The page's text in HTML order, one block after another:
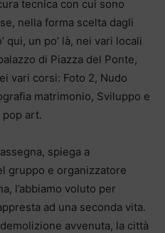
tecnica con cui sono
nella forma scelta dagli
qui, un po’ là, nei vari locali
di Piazza del Ponte,
vari corsi: Foto 2, Nudo
matrimonio, Sviluppo e
pop art.
spiega a
gruppo e organizzatore
l’abbiamo voluto per
ad una seconda vita.
avvenuta, la città